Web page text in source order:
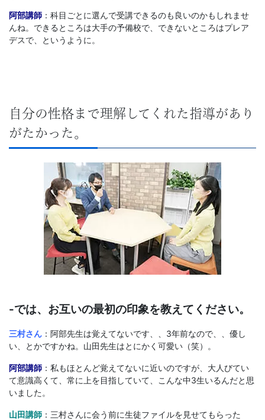
阿部講師 ：科目ごとに選んで受講できるのも良いのかもしれませ
んね。できるところは大手の予備校で、できないところはプレア
デスで、というように。
自分の性格まで理解してくれた指導があり
がたかった。
-では、お互いの最初の印象を教えてください。
三村さん ：阿部先生は覚えてないです、、3年前なので、、優し
い、とかですかね。山田先生はとにかく可愛い（笑）。
阿部講師 ：私もほとんど覚えてないに近いのですが、大人びてい
て意識高くて、常に上を目指していて、こんな中3生いるんだと思
いました。
山田講師 ：三村さんに会う前に生徒ファイルを見せてもらった